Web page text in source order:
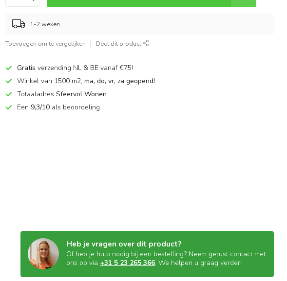
1-2 weken
Toevoegen om te vergelijken Deel dit product
Gratisverzending NL & BE vanaf €75!
Winkel van 1500 m2,ma, do, vr, za geopend!
TotaaladresSfeervol Wonen
Een 9,3/10 als beoordeling
Heb je vragen over dit product?
Of heb je hulp nodig bij een bestelling? Neem gerust contact met
ons op via +31 5 23 265 366. We helpen u graag verder!